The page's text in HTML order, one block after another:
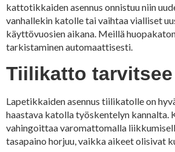
kattotikkaiden asennus onnistuu niin
vanhallekin katolle tai vaihtaa vialliset
käyttövuosien aikana. Meillä
tarkistaminen automaattisesti.
Tiilikatto
Lapetikkaiden asennus tiilikatolle on
haastava katolla työskentelyn kannalta.
vahingoittaa varomattomalla
tasapaino horjuu, vaikka aikeet olisivat